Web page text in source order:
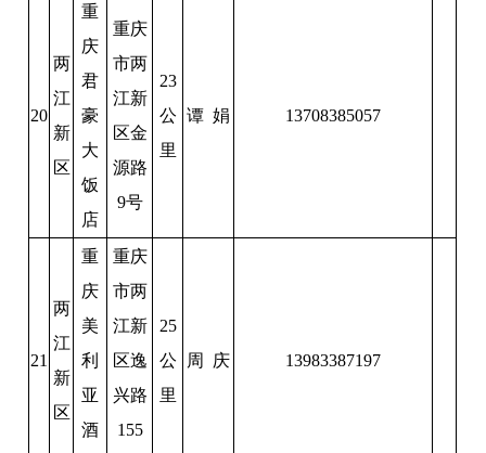
20
两
江
新
区
重
庆
君
豪
大
饭
店
重庆
市两
江新
区金
源路
9号
23
公
里
谭 娟 13708385057
21
两
江
新
区
重
庆
美
利
亚
酒
重庆
市两
江新
区逸
兴路
155
25
公
里
周 庆 13983387197